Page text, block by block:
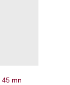
45 mn